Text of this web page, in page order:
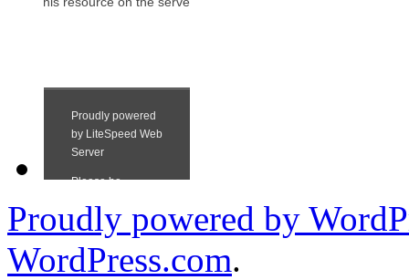
Proudly powered by
WordPress.com.